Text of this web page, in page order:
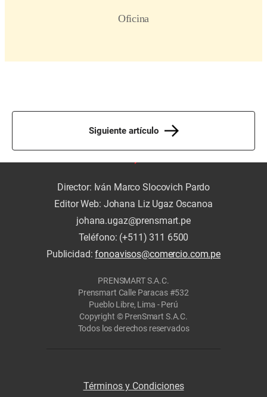
Siguiente artículo
Director: Iván Marco Slocovich Pardo
Editor Web: Johana Liz Ugaz Oscanoa
johana.ugaz@prensmart.pe
Teléfono: (+511) 311 6500
Publicidad:fonoavisos@comercio.com.pe
PRENSMART S.A.C.
Prensmart Calle Paracas #532
Pueblo Libre, Lima - Perú
Copyright © PrenSmart S.A.C.
Todos los derechos reservados
Términos y Condiciones